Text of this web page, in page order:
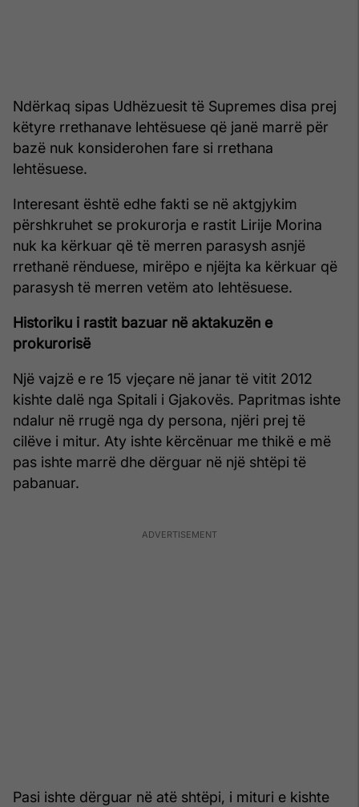
Ndërkaq sipas Udhëzuesit të Supremes disa prej
këtyre rrethanave lehtësuese që janë marrë për
bazë nuk konsiderohen fare si rrethana
lehtësuese.
Interesant është edhe fakti se në aktgjykim
përshkruhet se prokurorja e rastit Lirije Morina
nuk ka kërkuar që të merren parasysh asnjë
rrethanë rënduese, mirëpo e njëjta ka kërkuar që
parasysh të merren vetëm ato lehtësuese.
Historiku i rastit bazuar në aktakuzën e
prokurorisë
Një vajzë e re 15 vjeçare në janar të vitit 2012
kishte dalë nga Spitali i Gjakovës. Papritmas ishte
ndalur në rrugë nga dy persona, njëri prej të
cilëve i mitur. Aty ishte kërcënuar me thikë e më
pas ishte marrë dhe dërguar në një shtëpi të
pabanuar.
Pasi ishte dërguar në atë shtëpi, i mituri e kishte